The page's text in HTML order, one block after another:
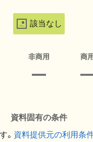
該当なし
非商用 商用
資料固有の条件
。 資料提供元の利用条